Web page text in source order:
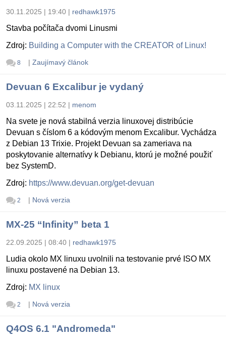
30.11.2025 | 19:40 | redhawk1975
Stavba počítača dvomi Linusmi
Zdroj: Building a Computer with the CREATOR of Linux!
8 | Zaujímavý článok
Devuan 6 Excalibur je vydaný
03.11.2025 | 22:52 | menom
Na svete je nová stabilná verzia linuxovej distribúcie
Devuan s číslom 6 a kódovým menom Excalibur. Vychádza
z Debian 13 Trixie. Projekt Devuan sa zameriava na
poskytovanie alternatívy k Debianu, ktorú je možné použiť
bez SystemD.
Zdroj: https://www.devuan.org/get-devuan
2 | Nová verzia
MX-25 “Infinity” beta 1
22.09.2025 | 08:40 | redhawk1975
Ludia okolo MX linuxu uvolnili na testovanie prvé ISO MX
linuxu postavené na Debian 13.
Zdroj: MX linux
2 | Nová verzia
Q4OS 6.1 "Andromeda"